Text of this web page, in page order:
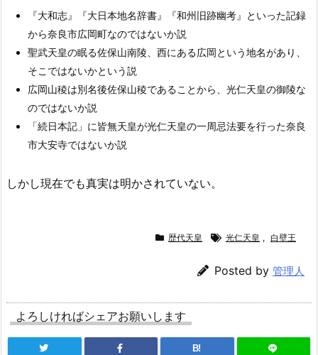
『大和志』『大日本地名辞書』『和州旧跡幽考』といった記録
から奈良市広岡町なのではないか説
聖武天皇の眠る佐保山南陵、西にある広岡という地名があり、
そこではないかという説
広岡山稜は別名後佐保山稜であることから、光仁天皇の御陵な
のではないか説
「続日本記」に皆無天皇が光仁天皇の一周忌法要を行った奈良
市大安寺ではないか説
しかし現在でも真実は明かされていない。
歴代天皇 光仁天皇 , 白壁王
Posted by 管理人
よろしければシェアお願いします
B!